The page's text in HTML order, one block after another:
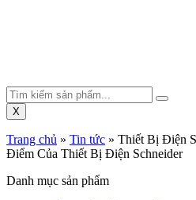
X
Trang chủ » Tin tức » Thiết Bị Điện
Điểm Của Thiết Bị Điện Schneider
Danh mục sản phẩm